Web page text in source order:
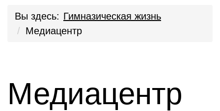
Вы здесь: Гимназическая жизнь
Медиацентр
Медиацентр